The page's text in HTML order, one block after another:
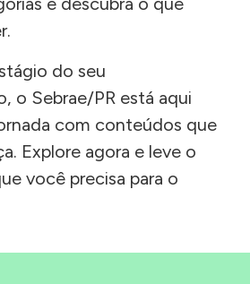
do seu
o Sebrae/PR está aqui
com conteúdos que
Explore agora e leve o
você precisa para o